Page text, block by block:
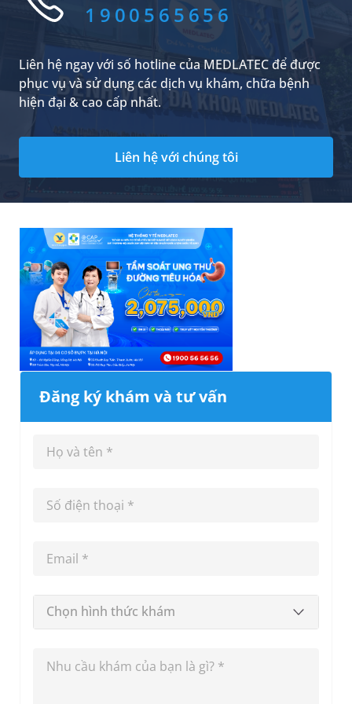
1900565656
Liên hệ ngay với số hotline của MEDLATEC để được
phục vụ và sử dụng các dịch vụ khám, chữa bệnh
hiện đại & cao cấp nhất.
Liên hệ với chúng tôi
Đăng ký khám và tư vấn
Chọn hình thức khám